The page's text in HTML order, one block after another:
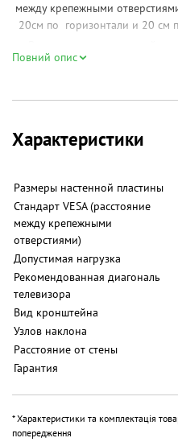
между крепежными
20см по горизонтали и 20 см
которые
В отличие от модели
через винты М8. Адаптер для
же есть в комплекте.
Если у Вас нет строительного
Вы все равно сможете ровно по
кронштейн.
Для безопасности и
настенной плите
фиксируются 2-мя винтами.
Повний опис
Характеристики
Размеры настенной пластины
Стандарт VESA (расстояние
между крепежными
отверстиями)
Допустимая нагрузка
Рекомендованная диагональ
телевизора
Вид кронштейна
Узлов наклона
Расстояние от стены
Гарантия
* Характеристики та комплектація
попередження